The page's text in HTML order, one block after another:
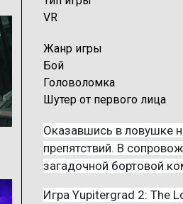
VR
Жанр игры
Бой
Головоломка
Шутер от первого лица
Описание игры
Оказавшись в ловушке
препятствий. В
загадочной бортовой
Игра Yupitergrad 2: The